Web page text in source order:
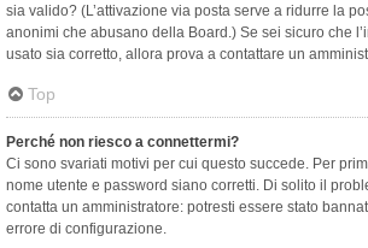
sia valido? (L’attivazione via posta serve a ridurre la
anonimi che abusano della Board.) Se sei sicuro che
usato sia corretto, allora prova a contattare un
Top
Perché non riesco a connettermi?
Ci sono svariati motivi per cui questo succede. Per
nome utente e password siano corretti. Di solito il
contatta un amministratore: potresti essere stato
errore di configurazione.